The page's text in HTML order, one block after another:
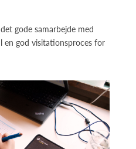
gode samarbejde med
en god visitationsproces for